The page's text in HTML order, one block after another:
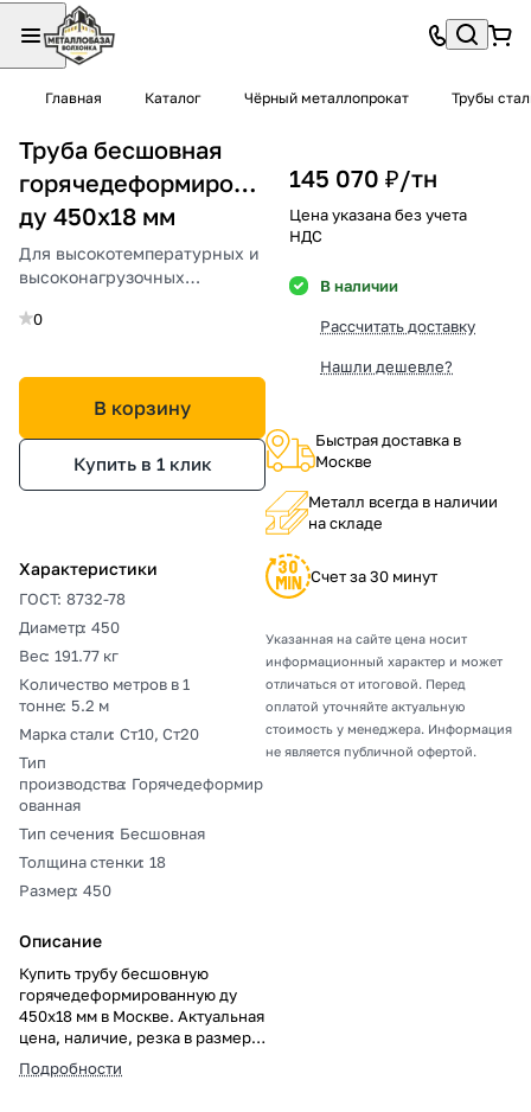
Главная Каталог Чёрный металлопрокат Трубы
Труба бесшовная
горячедеформированная
ду 450х18 мм
Для высокотемпературных и
высоконагрузочных
0
В корзину
Купить в 1 клик
Характеристики
ГОСТ: 8732-78
Диаметр: 450
Вес: 191.77 кг
Количество метров в 1
тонне: 5.2 м
Марка стали: Ст10, Ст20
Тип
производства: Горячедеформир
ованная
Тип сечения: Бесшовная
Толщина стенки: 18
Размер: 450
Описание
Купить трубу бесшовную
горячедеформированную ду
450х18 мм в Москве. Актуальная
цена, наличие, резка в размер,
погрузка, доставка, расчет веса
и документы.
Подробности
145 070 ₽/тн
Цена указана без учета
НДС
В наличии
Рассчитать доставку
Нашли дешевле?
Быстрая доставка в
Москве
Металл всегда в наличии
на складе
Счет за 30 минут
Указанная на сайте цена носит
информационный характер и может
отличаться от итоговой. Перед
оплатой уточняйте актуальную
стоимость у менеджера. Информация
не является публичной офертой.